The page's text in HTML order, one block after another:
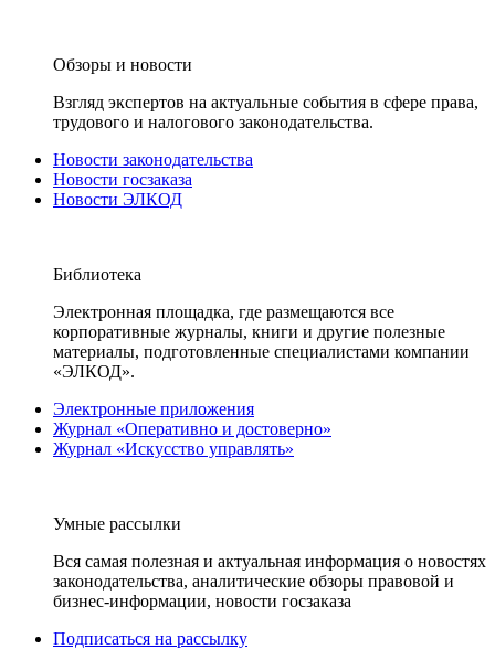
Обзоры и новости
Взгляд экспертов на актуальные события в сфере права,
трудового и налогового законодательства.
Новости законодательства
Новости госзаказа
Новости ЭЛКОД
Библиотека
Электронная площадка, где размещаются все
корпоративные журналы, книги и другие полезные
материалы, подготовленные специалистами компании
«ЭЛКОД».
Электронные приложения
Журнал «Оперативно и достоверно»
Журнал «Искусство управлять»
Умные рассылки
Вся самая полезная и актуальная информация о новостях
законодательства, аналитические обзоры правовой и
бизнес-информации, новости госзаказа
Подписаться на рассылку